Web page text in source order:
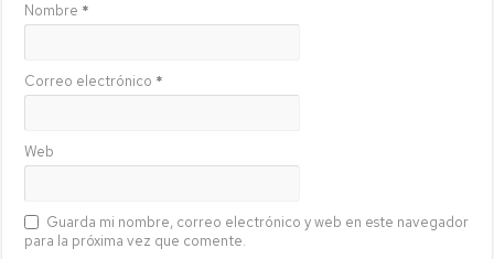
Nombre *
Correo electrónico *
Web
Guarda mi nombre, correo electrónico y web en este navegador
para la próxima vez que comente.